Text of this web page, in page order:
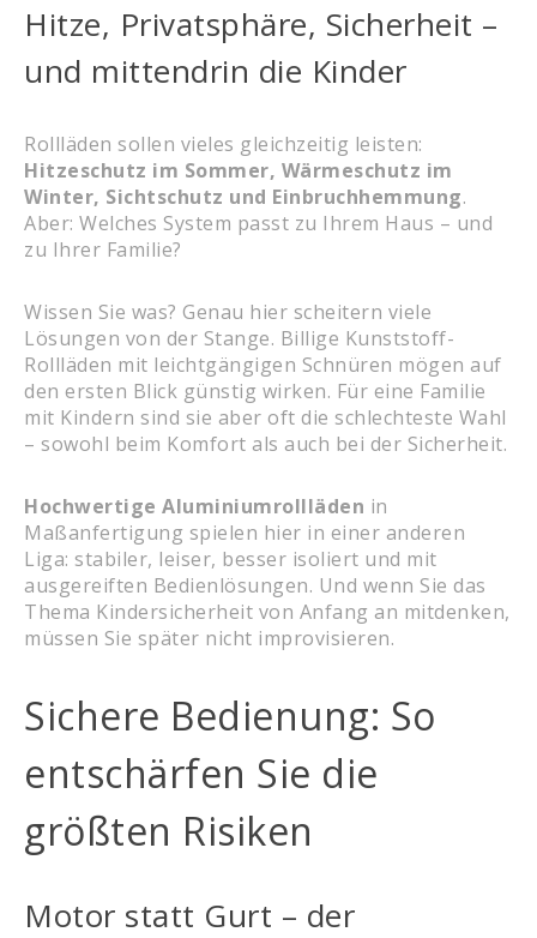
Hitze, Privat­sphäre, Sicherheit –
und mittendrin die Kinder
Rollläden sollen vieles gleichzeitig leisten:
Hitzeschutz im Sommer, Wärmeschutz im
Winter, Sichtschutz und Einbruchhemmung.
Aber: Welches System passt zu Ihrem Haus – und
zu Ihrer Familie?
Wissen Sie was? Genau hier scheitern viele
Lösungen von der Stange. Billige Kunststoff-
Rollläden mit leichtgängigen Schnüren mögen auf
den ersten Blick günstig wirken. Für eine Familie
mit Kindern sind sie aber oft die schlechteste Wahl
– sowohl beim Komfort als auch bei der Sicherheit.
Hochwertige Aluminiumrollläden in
Maßanfertigung spielen hier in einer anderen
Liga: stabiler, leiser, besser isoliert und mit
ausgereiften Bedienlösungen. Und wenn Sie das
Thema Kindersicherheit von Anfang an mitdenken,
müssen Sie später nicht improvisieren.
Sichere Bedienung: So
entschärfen Sie die
größten Risiken
Motor statt Gurt – der